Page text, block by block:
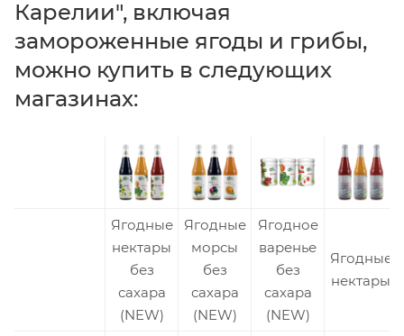
Карелии", включая
замороженные ягоды и грибы,
можно купить в следующих
магазинах:
Ягодные
нектары
без
сахара
(NEW)
Ягодные
морсы
без
сахара
(NEW)
Ягодное
варенье
без
сахара
(NEW)
Ягодные
нектары